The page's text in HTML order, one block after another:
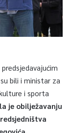
predsjedavajućim
bili i ministar za
i sporta
je obilježavanju